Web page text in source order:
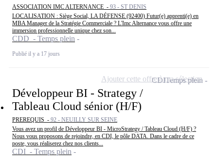
ASSOCIATION IMC ALTERNANCE - 93 - ST DENIS
LOCALISATION : Siège Social, LA DÉFENSE (92400) Futur(e) apprenti(e) en
MBA Manager de la Stratégie Commerciale ? L'Imc Alternance vous offre une
immersion professionnelle unique chez son...
CDD - Temps plein
Publié il y a 17 jours
Développeur BI - Strategy /
Tableau Cloud sénior (H/F)
PREREQUIS - 92 - NEUILLY SUR SEINE
Vous avez un profil de Développeur BI - MicroStrategy / Tableau Cloud (H/F) ?
Nous vous proposons de rejoindre, en CDI, le pôle DATA. Dans le cadre de ce
poste, vous réaliserez chez nos clients...
CDI - Temps plein
CDITemps plein
Ajouter cette offre à ma sélection